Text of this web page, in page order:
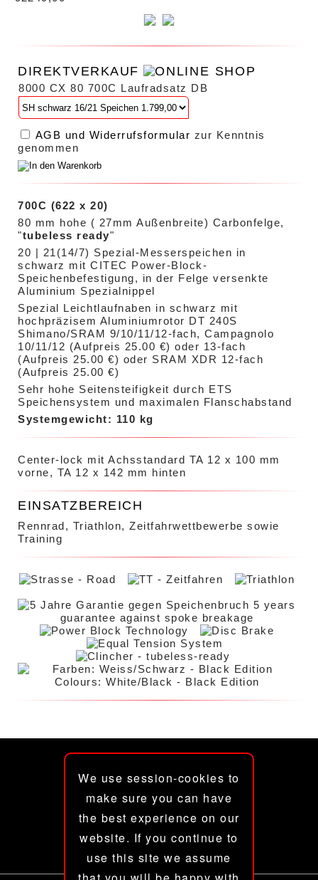
DIREKTVERKAUF
8000 CX 80 700C Laufradsatz DB
AGB und Widerrufsformular zur Kenntnis
genommen
700C (622 x 20)
80 mm hohe ( 27mm Außenbreite) Carbonfelge,
"tubeless ready"
20 | 21(14/7) Spezial-Messerspeichen in
schwarz mit CITEC Power-Block-
Speichenbefestigung, in der Felge versenkte
Aluminium Spezialnippel
Spezial Leichtlaufnaben in schwarz mit
hochpräzisem Aluminiumrotor DT 240S
Shimano/SRAM 9/10/11/12-fach, Campagnolo
10/11/12 (Aufpreis 25.00 €) oder 13-fach
(Aufpreis 25.00 €) oder SRAM XDR 12-fach
(Aufpreis 25.00 €)
Sehr hohe Seitensteifigkeit durch ETS
Speichensystem und maximalen Flanschabstand
Systemgewicht: 110 kg
Center-lock mit Achsstandard TA 12 x 100 mm
vorne, TA 12 x 142 mm hinten
EINSATZBEREICH
Rennrad, Triathlon, Zeitfahrwettbewerbe sowie
Training
Im Schäwe 17
Gewerbegebiet Süd
fon +49 (0) 3 32 04 - 5 00 93
fax +49 (0) 3 32 04 - 5 00 94
Inhalt und Bilder © 2026
We use session-cookies to
make sure you can have
the best experience on our
website. If you continue to
use this site we assume